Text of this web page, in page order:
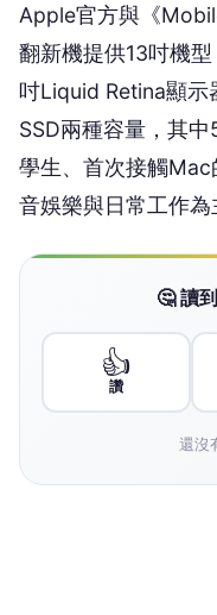
Apple官方與《
翻新機提供13吋機
吋Liquid Retina顯示
SSD兩種容量，其
學生、首次接觸
音娛樂與日常工作
🤔 讀
👍
讚
還沒